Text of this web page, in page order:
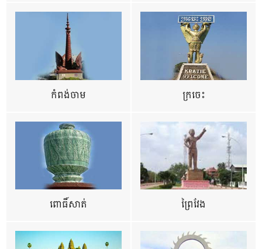
កំពង់ចាម ក្រចេះ
ពោធិ៍សាត់ ព្រៃវែង